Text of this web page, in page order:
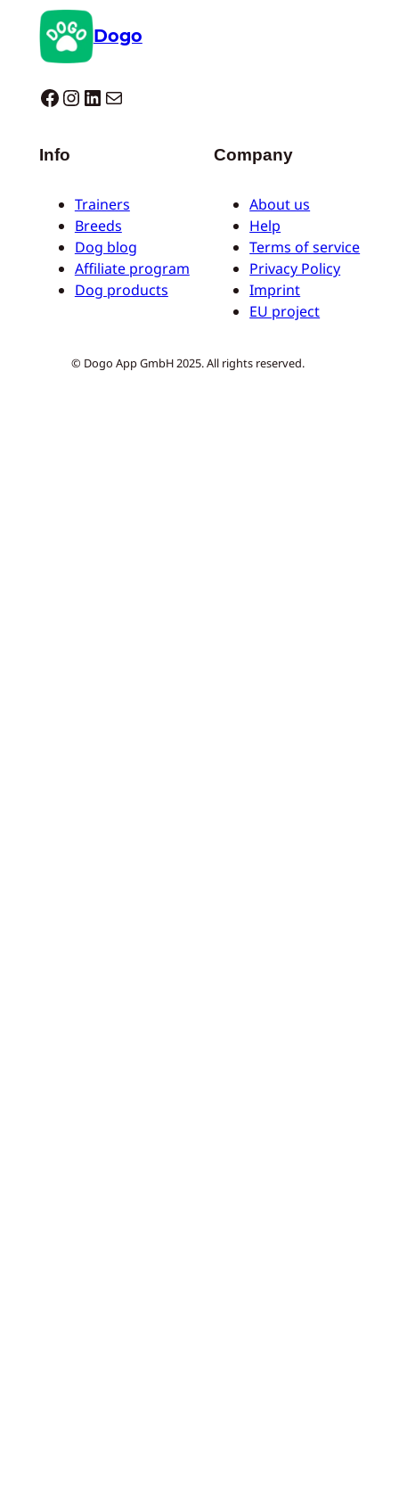
Dogo
Dogo facebook InstagramLinkedIn E-mail
Info
Trainers
Breeds
Dog blog
Affiliate program
Dog products
Company
About us
Help
Terms of service
Privacy Policy
Imprint
EU project
© Dogo App GmbH 2025. All rights reserved.